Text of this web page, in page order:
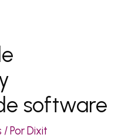
software
/ PorDixit